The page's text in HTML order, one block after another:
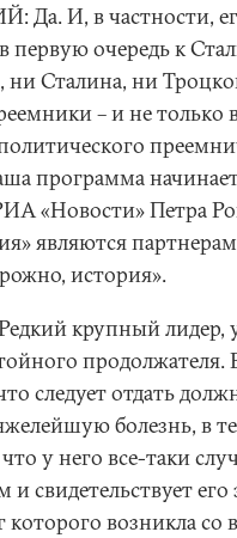
И, в частности,
первую очередь к
ни Сталина, ни
– и не
программа
«Новости» Петра
являются
история».
крупный лидер,
следует отдать
болезнь, в
у него все-таки
свидетельствует
которого возникла со